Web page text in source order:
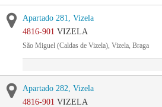
Apartado 281, Vizela
4816-901 VIZELA
São Miguel (Caldas de Vizela), Vizela, Braga
Apartado 282, Vizela
4816-901 VIZELA